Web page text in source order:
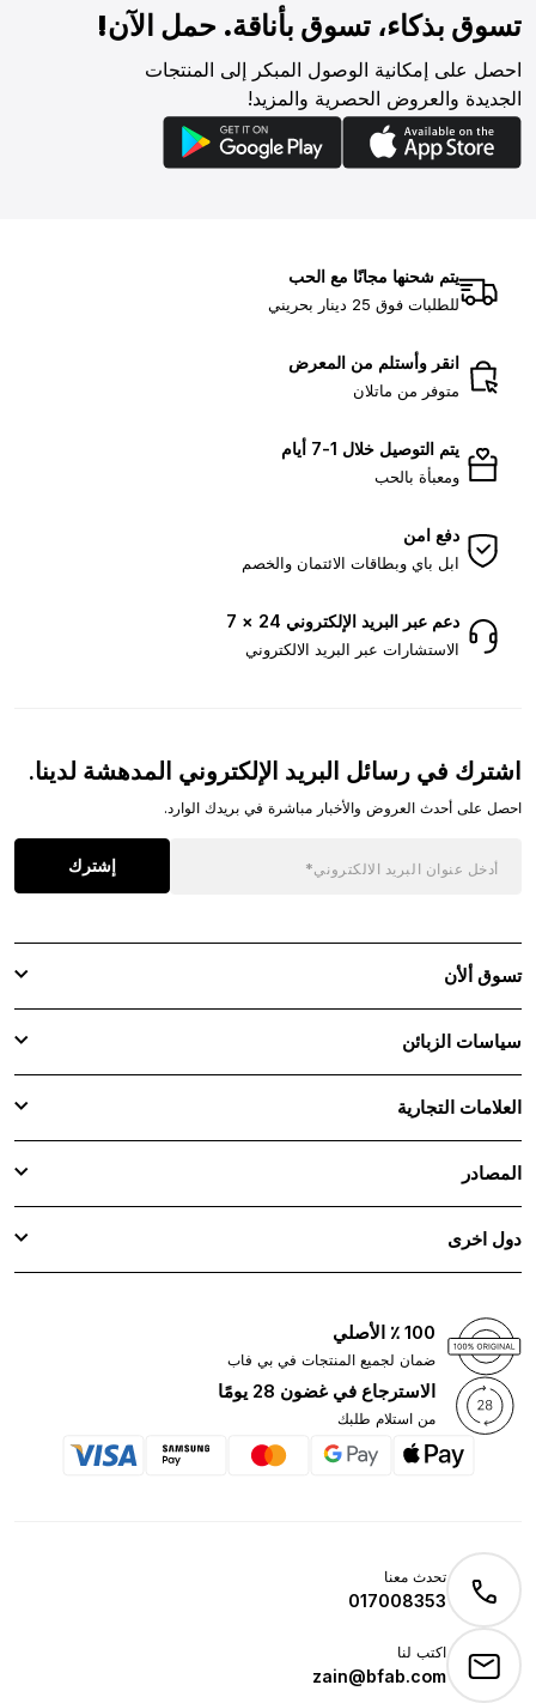
تسوق بذكاء، تسوق بأناقة. حمل الآن!
احصل على إمكانية الوصول المبكر إلى المنتجات
الجديدة والعروض الحصرية والمزيد!
يتم شحنها مجانًا مع الحب
للطلبات فوق 25 دينار بحريني
انقر وأستلم من المعرض
متوفر من ماتلان
يتم التوصيل خلال 1-7 أيام
ومعبأة بالحب
دفع امن
ابل باي وبطاقات الائتمان والخصم
دعم عبر البريد الإلكتروني 24 × 7
الاستشارات عبر البريد الالكتروني
اشترك في رسائل البريد الإلكتروني المدهشة لدينا.
احصل على أحدث العروض والأخبار مباشرة في بريدك الوارد.
إشترك
تسوق ألأن
سياسات الزبائن
العلامات التجارية
المصادر
دول اخرى
100 ٪ الأصلي
ضمان لجميع المنتجات في بي فاب
الاسترجاع في غضون 28 يومًا
من استلام طلبك
تحدث معنا
017008353
اكتب لنا
zain@bfab.com